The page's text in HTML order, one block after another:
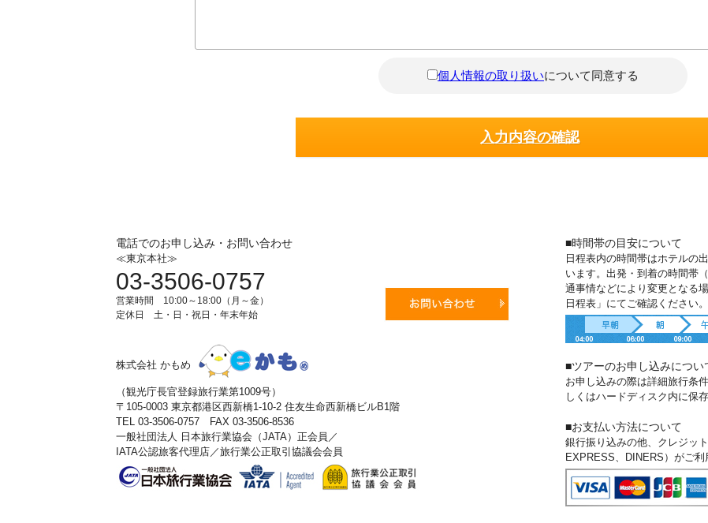
個人情報の取り扱いについて同意する
電話でのお申し込み・お問い合わせ
≪東京本社≫
03-3506-0757
営業時間 10:00～18:00（月～金）
定休日 土・日・祝日・年末年始
株式会社 かもめ
（観光庁長官登録旅行業第1009号）
〒105-0003 東京都港区西新橋1-10-2 住友生命西新橋ビルB1階
TEL 03-3506-0757 FAX 03-3506-8536
一般社団法人 日本旅行業協会（JATA）正会員／
IATA公認旅客代理店／旅行業公正取引協議会会員
■時間帯の目安について
日程表内の時間帯はホテルの
います。出発・到着の時間帯
通事情などにより変更となる
日程表」にてご確認ください。
■ツアーのお申し込みについ
お申し込みの際は詳細旅行条
しくはハードディスク内に保
■お支払い方法について
銀行振り込みの他、クレジッ
EXPRESS、DINERS）がご利